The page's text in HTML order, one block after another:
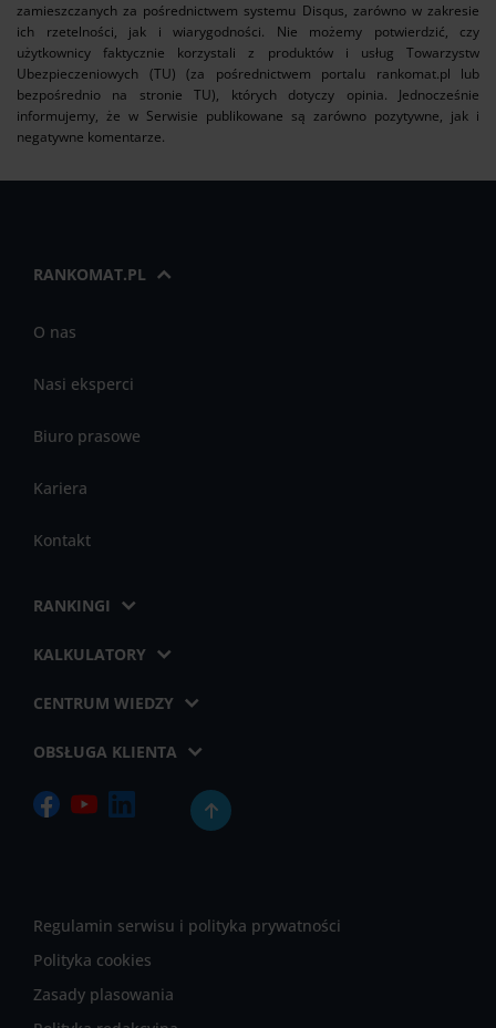
zamieszczanych za pośrednictwem systemu Disqus, zarówno w zakresie
ich rzetelności, jak i wiarygodności. Nie możemy potwierdzić, czy
użytkownicy faktycznie korzystali z produktów i usług Towarzystw
Ubezpieczeniowych (TU) (za pośrednictwem portalu rankomat.pl lub
bezpośrednio na stronie TU), których dotyczy opinia. Jednocześnie
informujemy, że w Serwisie publikowane są zarówno pozytywne, jak i
negatywne komentarze.
RANKOMAT.PL
O nas
Nasi eksperci
Biuro prasowe
Kariera
Kontakt
RANKINGI
KALKULATORY
CENTRUM WIEDZY
OBSŁUGA KLIENTA
Regulamin serwisu i polityka prywatności
Polityka cookies
Zasady plasowania